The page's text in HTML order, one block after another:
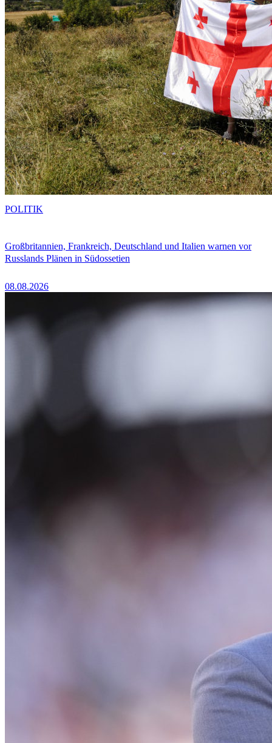
Großbritannien, Frankreich, Deutschland und Italien warnen vor
Russlands Plänen in Südossetien
08.08.2026
POLITIK